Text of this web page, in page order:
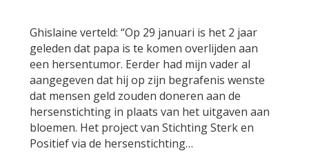
Ghislaine verteld: “Op 29 januari is het 2 jaar
geleden dat papa is te komen overlijden aan
een hersentumor. Eerder had mijn vader al
aangegeven dat hij op zijn begrafenis wenste
dat mensen geld zouden doneren aan de
hersenstichting in plaats van het uitgaven aan
bloemen. Het project van Stichting Sterk en
Positief via de hersenstichting…